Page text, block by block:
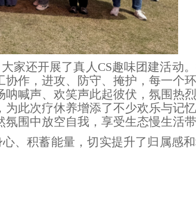
家还开展了真人CS趣味团建活动
作，进攻、防守、掩护，每一个环
喊声、欢笑声此起彼伏，氛围热
此次疗休养增添了不少欢乐与记
围中放空自我，享受生态慢生活带
、积蓄能量，切实提升了归属感